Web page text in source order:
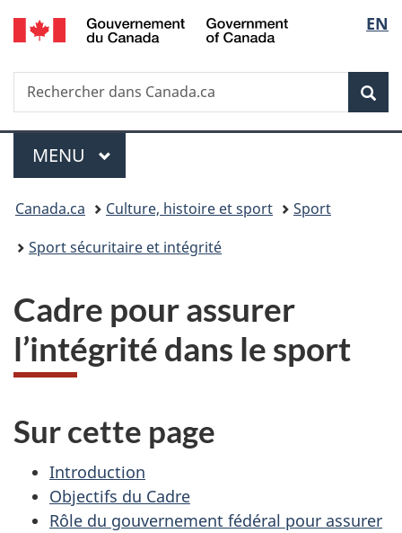
Passer
au
principal
Passer
à
Au
du
Passer
à
version
simplifiée
de
la
EN
Recherche
Rechercher
dans
Menu
MENU PRINCIPAL
Vous
êtes
Canada.ca Culture, histoire et sport
Sport
Sport sécuritaire et intégrité
Cadre pour assurer
l’intégrité dans le sport
Sur cette page
Introduction
Objectifs du Cadre
Rôle du gouvernement fédéral pour assurer